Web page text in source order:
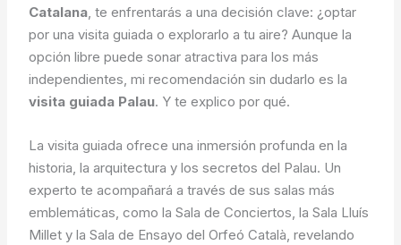
Catalana, te enfrentarás a una decisión clave: ¿optar
por una visita guiada o explorarlo a tu aire? Aunque la
opción libre puede sonar atractiva para los más
independientes, mi recomendación sin dudarlo es la
visita guiada Palau. Y te explico por qué.
La visita guiada ofrece una inmersión profunda en la
historia, la arquitectura y los secretos del Palau. Un
experto te acompañará a través de sus salas más
emblemáticas, como la Sala de Conciertos, la Sala Lluís
Millet y la Sala de Ensayo del Orfeó Català, revelando